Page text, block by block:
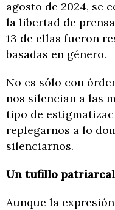
agosto de 2024, se
la libertad de
13 de ellas fueron
basadas en género.
No es sólo con
nos silencian a las
tipo de
replegarnos a lo
silenciarnos.
Un tufillo patriarcal
Aunque la